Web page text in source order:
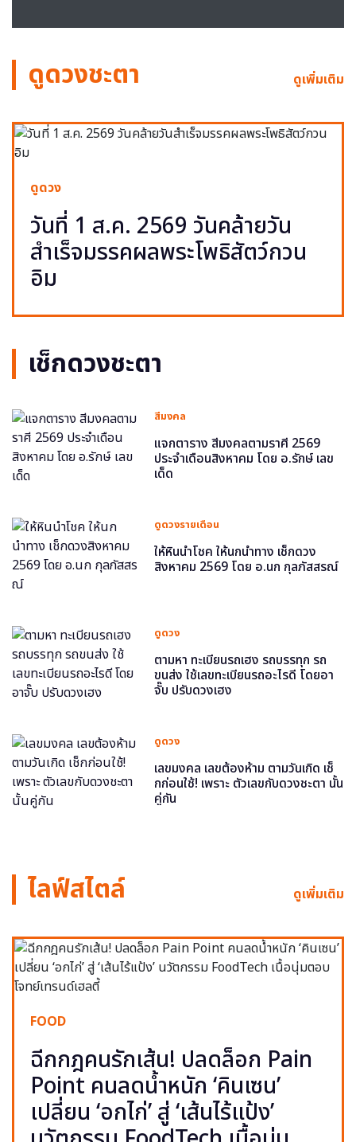
ดูดวงชะตา ดูเพิ่มเติม
ดูดวง
วันที่ 1 ส.ค. 2569 วันคล้ายวัน
สำเร็จมรรคผลพระโพธิสัตว์กวน
อิม
เช็กดวงชะตา
สีมงคล
แจกตาราง สีมงคลตามราศี 2569
ประจำเดือนสิงหาคม โดย อ.รักษ์ เลข
เด็ด
ดูดวงรายเดือน
ให้หินนำโชค ให้นกนำทาง เช็กดวง
สิงหาคม 2569 โดย อ.นก กุลภัสสรณ์
ดูดวง
ตามหา ทะเบียนรถเฮง รถบรรทุก รถ
ขนส่ง ใช้เลขทะเบียนรถอะไรดี โดยอา
จั๊บ ปรับดวงเฮง
ดูดวง
เลขมงคล เลขต้องห้าม ตามวันเกิด เช็
กก่อนใช้! เพราะ ตัวเลขกับดวงชะตา นั้น
คู่กัน
ไลฟ์สไตล์ ดูเพิ่มเติม
FOOD
ฉีกกฎคนรักเส้น! ปลดล็อก Pain
Point คนลดน้ำหนัก ‘คินเซน’
เปลี่ยน ‘อกไก่’ สู่ ‘เส้นไร้แป้ง’